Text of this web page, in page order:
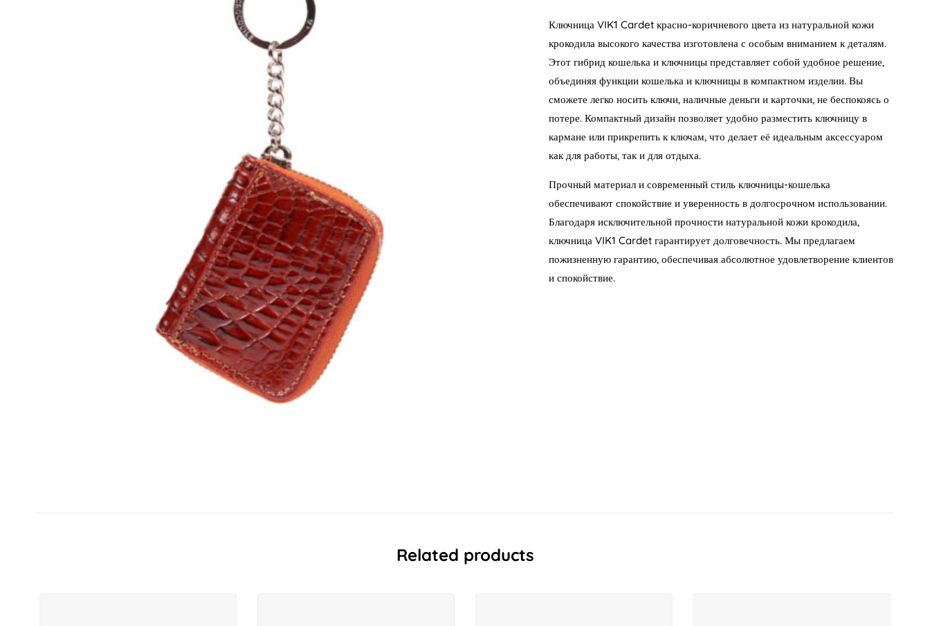
Ключница VIK1 Cardet красно-коричневого цвета из натуральной кожи
крокодила высокого качества изготовлена с особым вниманием к деталям.
Этот гибрид кошелька и ключницы представляет собой удобное решение,
объединяя функции кошелька и ключницы в компактном изделии. Вы
сможете легко носить ключи, наличные деньги и карточки, не беспокоясь о
потере. Компактный дизайн позволяет удобно разместить ключницу в
кармане или прикрепить к ключам, что делает её идеальным аксессуаром
как для работы, так и для отдыха.
Прочный материал и современный стиль ключницы-кошелька
обеспечивают спокойствие и уверенность в долгосрочном использовании.
Благодаря исключительной прочности натуральной кожи крокодила,
ключница VIK1 Cardet гарантирует долговечность. Мы предлагаем
пожизненную гарантию, обеспечивая абсолютное удовлетворение клиентов
и спокойствие.
Related products